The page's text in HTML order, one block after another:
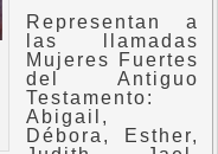
Representan a
las llamadas
Mujeres Fuertes
del Antiguo
Testamento:
Abigail,
Débora, Esther,